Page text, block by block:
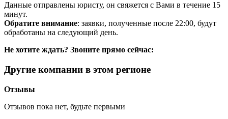
Данные отправлены юристу, он свяжется с Вами в течение 15
минут.
Обратите внимание: заявки, полученные после 22:00, будут
обработаны на следующий день.
Не хотите ждать? Звоните прямо сейчас:
Другие компании в этом регионе
Отзывы
Отзывов пока нет, будьте первыми